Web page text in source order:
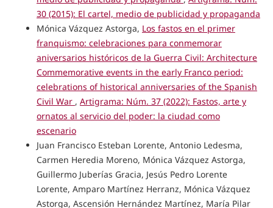
30 (2015): El cartel, medio de publicidad y propaganda
Mónica Vázquez Astorga, Los fastos en el primer
franquismo: celebraciones para conmemorar
aniversarios históricos de la Guerra Civil: Architecture
Commemorative events in the early Franco period:
celebrations of historical anniversaries of the Spanish
Civil War , Artigrama: Núm. 37 (2022): Fastos, arte y
ornatos al servicio del poder: la ciudad como
escenario
Juan Francisco Esteban Lorente, Antonio Ledesma,
Carmen Heredia Moreno, Mónica Vázquez Astorga,
Guillermo Juberías Gracia, Jesús Pedro Lorente
Lorente, Amparo Martínez Herranz, Mónica Vázquez
Astorga, Ascensión Hernández Martínez, María Pilar